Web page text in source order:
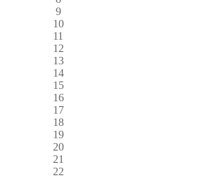
9
10
11
12
13
14
15
16
17
18
19
20
21
22